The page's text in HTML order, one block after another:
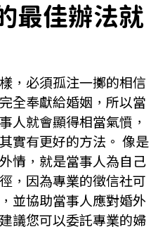
最佳辦法就
，必須孤注一擲的相信
全奉獻給婚姻，所以當
人就會顯得相當氣憤，
實有更好的方法。 像是
情，就是當事人為自己
，因為專業的徵信社可
並協助當事人應對婚外
議您可以委託專業的婦